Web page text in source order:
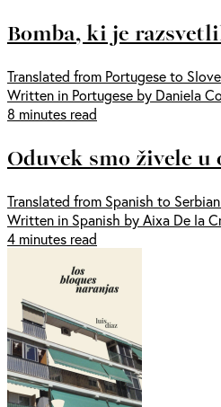
Bomba, ki je
Translated from Portugese to
Written in Portugese by Daniela
8 minutes read
Oduvek smo živele u
Translated from Spanish to
Written in Spanish by Aixa De la
4 minutes read